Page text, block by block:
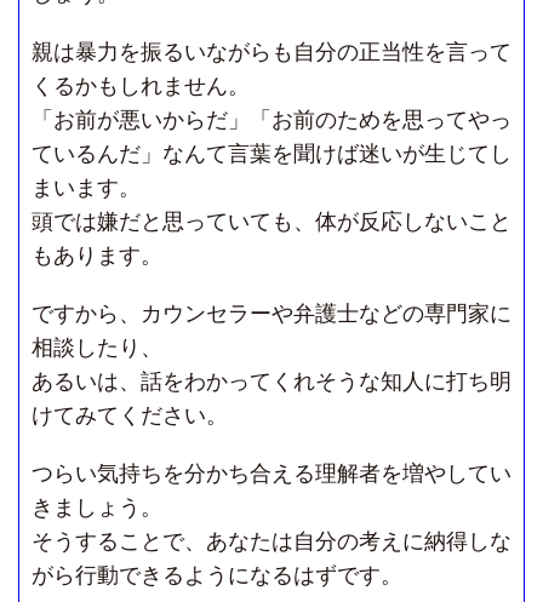
親は暴力を振るいながらも自分の正当性を言って
くるかもしれません。
「お前が悪いからだ」「お前のためを思ってやっ
ているんだ」なんて言葉を聞けば迷いが生じてし
まいます。
頭では嫌だと思っていても、体が反応しないこと
もあります。
ですから、カウンセラーや弁護士などの専門家に
相談したり、
あるいは、話をわかってくれそうな知人に打ち明
けてみてください。
つらい気持ちを分かち合える理解者を増やしてい
きましょう。
そうすることで、あなたは自分の考えに納得しな
がら行動できるようになるはずです。